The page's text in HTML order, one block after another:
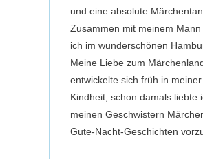
und eine absolute
Zusammen mit meinem Mann
ich im wunderschönen
Meine Liebe zum
entwickelte sich früh in meiner
Kindheit, schon damals liebte
meinen Geschwistern
Gute-Nacht-Geschichten